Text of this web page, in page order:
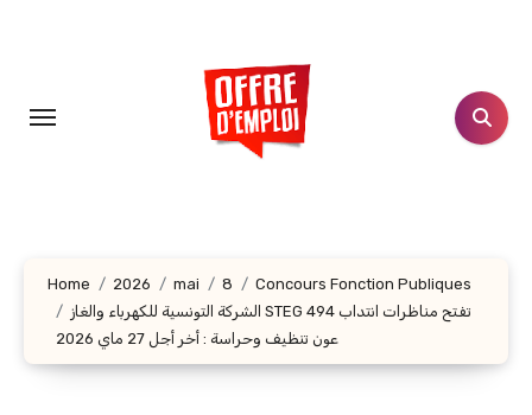
principal
Home 2026 mai 8
Concours Fonction Publiques
الشركة التونسية للكهرباء والغاز STEG تفتح مناظرات انتداب 494
عون تنظيف وحراسة : أخر أجل 27 ماي 2026